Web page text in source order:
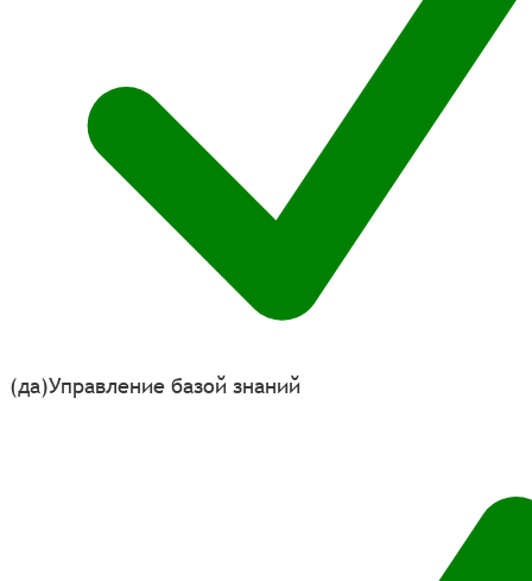
(да)Управление базой знаний